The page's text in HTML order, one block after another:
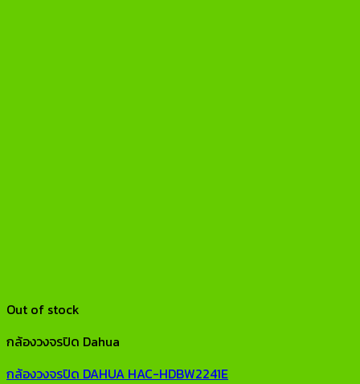
Out of stock
กล้องวงจรปิด Dahua
กล้องวงจรปิด DAHUA HAC-HDBW2241E